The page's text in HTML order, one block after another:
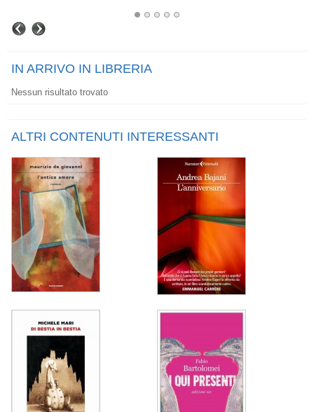
IN ARRIVO IN LIBRERIA
Nessun risultato trovato
ALTRI CONTENUTI INTERESSANTI